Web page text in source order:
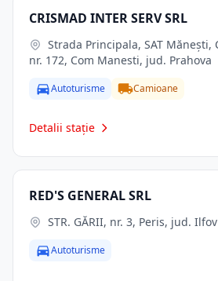
CRISMAD INTER SERV SRL
nr. 172, Com Manesti, jud. Prahova
Autoturisme Camioane
Detalii stație
RED'S GENERAL SRL
STR. GĂRII, nr. 3, Peris, jud. Ilfov
Autoturisme